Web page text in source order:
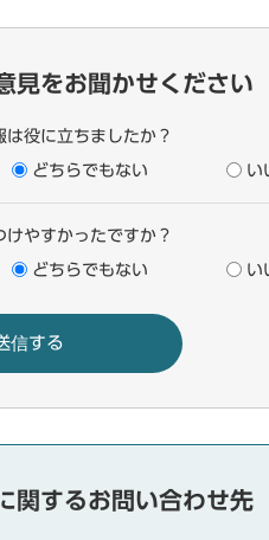
見をお聞かせください
は役に立ちましたか？
どちらでもない い
けやすかったですか？
どちらでもない い
関するお問い合わせ先